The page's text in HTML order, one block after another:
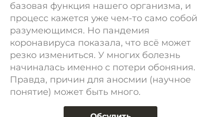
базовая функция нашего организма, и
процесс кажется уже чем-то само собой
разумеющимся. Но пандемия
коронавируса показала, что всё может
резко измениться. У многих болезнь
начиналась именно с потери обоняния.
Правда, причин для аносмии (научное
понятие) может быть много.